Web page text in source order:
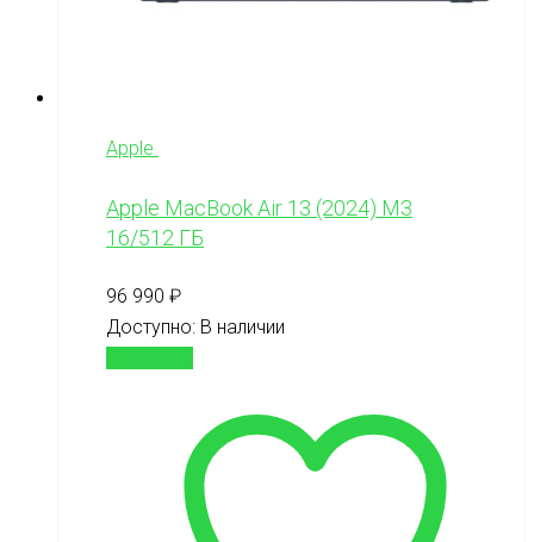
Apple
Apple MacBook Air 13 (2024) M3
16/512 ГБ
96 990 ₽
Доступно: В наличии